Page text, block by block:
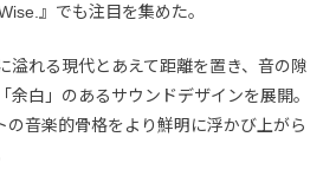
』でも注目を集めた。
溢れる現代とあえて距離を置き、音の隙
余白」のあるサウンドデザインを展開。
の音楽的骨格をより鮮明に浮かび上がら